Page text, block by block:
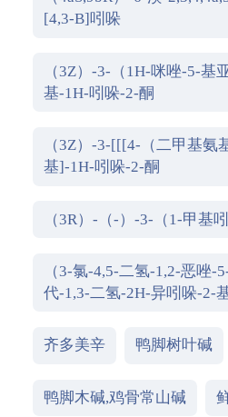
[4,3-B]吲哚
（3Z）-3-（1H-咪唑-5-基
基-1H-吲哚-2-酮
（3Z）-3-[[[4-（二甲基氨
基]-1H-吲哚-2-酮
（3R）-（-）-3-（1-甲基
（3-氯-4,5-二氢-1,2-恶唑-
代-1,3-二氢-2H-异吲哚-2-
齐多美辛 鸭脚树叶碱
鸭脚木碱,鸡骨常山碱